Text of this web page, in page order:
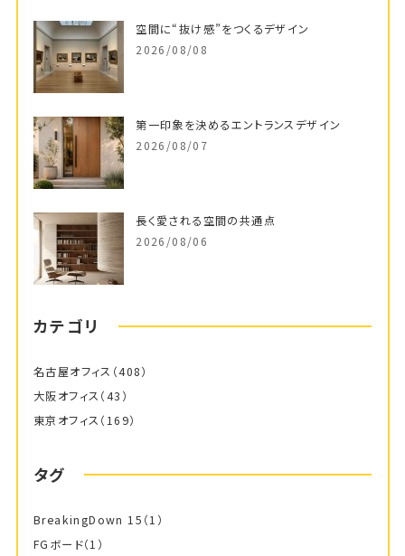
空間に“抜け感”をつくるデザイン
2026/08/08
第一印象を決めるエントランスデザイン
2026/08/07
長く愛される空間の共通点
2026/08/06
カテゴリ
名古屋オフィス （408）
大阪オフィス （43）
東京オフィス （169）
タグ
BreakingDown 15 （1）
FGボード（1）